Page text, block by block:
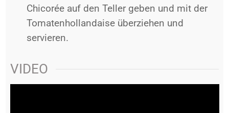
Chicorée auf den Teller geben und mit der
Tomatenhollandaise überziehen und
servieren.
VIDEO